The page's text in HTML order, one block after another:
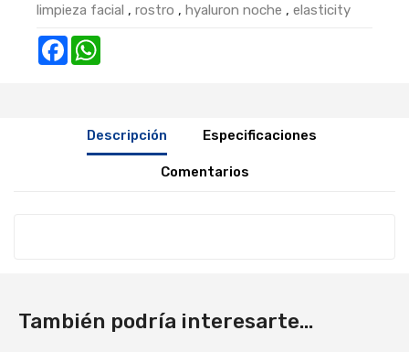
limpieza facial , rostro , hyaluron noche , elasticity
Facebook
Descripción Especificaciones
Comentarios
También podría interesarte...